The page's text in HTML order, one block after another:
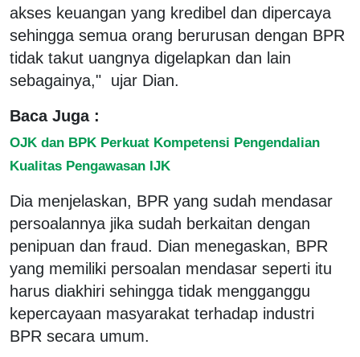
akses keuangan yang kredibel dan dipercaya
sehingga semua orang berurusan dengan BPR
tidak takut uangnya digelapkan dan lain
sebagainya," ujar Dian.
Baca Juga :
OJK dan BPK Perkuat Kompetensi Pengendalian
Kualitas Pengawasan IJK
Dia menjelaskan, BPR yang sudah mendasar
persoalannya jika sudah berkaitan dengan
penipuan dan fraud. Dian menegaskan, BPR
yang memiliki persoalan mendasar seperti itu
harus diakhiri sehingga tidak mengganggu
kepercayaan masyarakat terhadap industri
BPR secara umum.